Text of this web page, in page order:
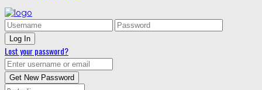
Lost your password?